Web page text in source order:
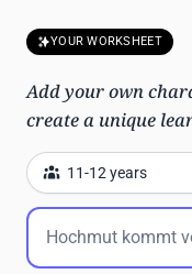
YOUR WORKSHEET
Add your own
create a unique
11-12 years